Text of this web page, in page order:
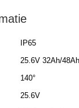
IP65
25.6V 32Ah/48Ah
140°
25.6V